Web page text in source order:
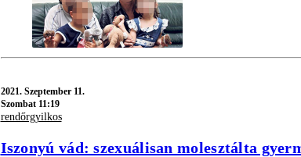
2021. Szeptember 11.
Szombat 11:19
rendőrgyilkos
Iszonyú vád: szexuálisan molesztálta